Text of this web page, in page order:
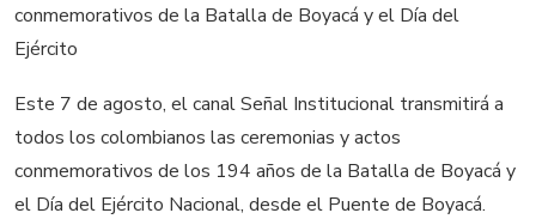
Este 7 de agosto, el canal Señal Institucional transmitirá a
todos los colombianos las ceremonias y actos
conmemorativos de los 194 años de la Batalla de Boyacá y
el Día del Ejército Nacional, desde el Puente de Boyacá.